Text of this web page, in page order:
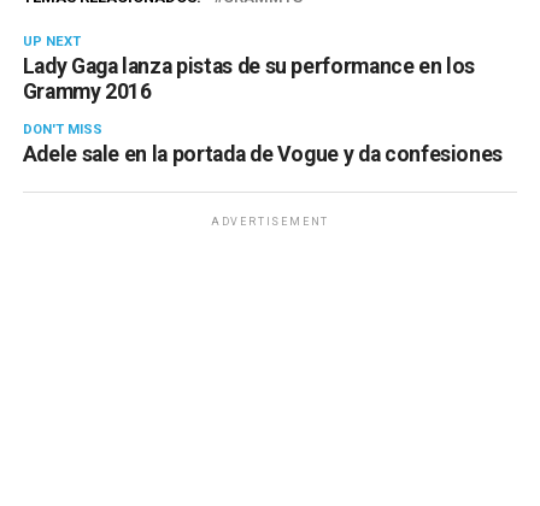
UP NEXT
Lady Gaga lanza pistas de su performance en los
Grammy 2016
DON'T MISS
Adele sale en la portada de Vogue y da confesiones
ADVERTISEMENT